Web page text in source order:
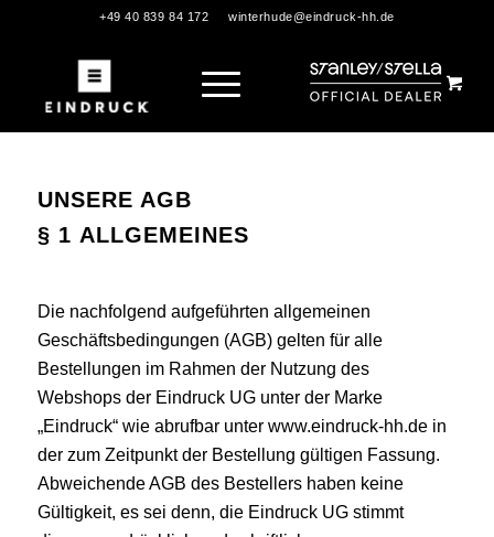
+49 40 839 84 172 winterhude@eindruck-hh.de
UNSERE AGB
§ 1 ALLGEMEINES
Die nachfolgend aufgeführten allgemeinen
Geschäftsbedingungen (AGB) gelten für alle
Bestellungen im Rahmen der Nutzung des
Webshops der Eindruck UG unter der Marke
„Eindruck“ wie abrufbar unter www.eindruck-hh.dein
der zum Zeitpunkt der Bestellung gültigen Fassung.
Abweichende AGB des Bestellers haben keine
Gültigkeit, es sei denn, die Eindruck UG stimmt